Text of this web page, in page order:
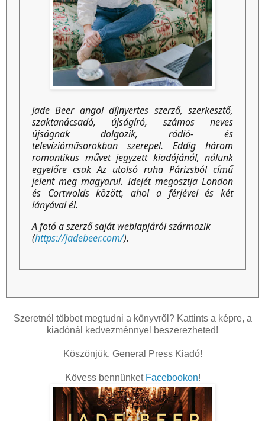
Jade Beer angol díjnyertes szerző, szerkesztő,
szaktanácsadó, újságíró, számos neves
újságnak dolgozik, rádió- és
televízióműsorokban szerepel. Eddig három
romantikus művet jegyzett kiadójánál, nálunk
egyelőre csak Az utolsó ruha Párizsból című
jelent meg magyarul. Idejét megosztja London
és Cortwolds között, ahol a férjével és két
lányával él.
A fotó a szerző saját weblapjáról származik
(https://jadebeer.com/).
Szeretnél többet megtudni a könyvről? Kattints a képre, a
kiadónál kedvezménnyel beszerezheted!
Köszönjük, General Press Kiadó!
Kövess bennünket Facebookon!